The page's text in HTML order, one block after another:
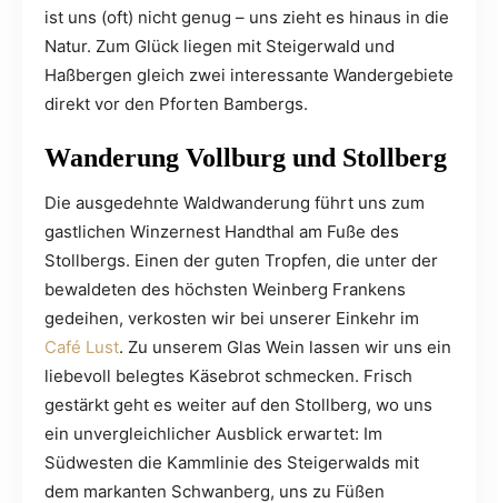
ist uns (oft) nicht genug – uns zieht es hinaus in die
Natur. Zum Glück liegen mit Steigerwald und
Haßbergen gleich zwei interessante Wandergebiete
direkt vor den Pforten Bambergs.
Wanderung Vollburg und Stollberg
Die ausgedehnte Waldwanderung führt uns zum
gastlichen Winzernest Handthal am Fuße des
Stollbergs. Einen der guten Tropfen, die unter der
bewaldeten des höchsten Weinberg Frankens
gedeihen, verkosten wir bei unserer Einkehr im
Café Lust. Zu unserem Glas Wein lassen wir uns ein
liebevoll belegtes Käsebrot schmecken. Frisch
gestärkt geht es weiter auf den Stollberg, wo uns
ein unvergleichlicher Ausblick erwartet: Im
Südwesten die Kammlinie des Steigerwalds mit
dem markanten Schwanberg, uns zu Füßen